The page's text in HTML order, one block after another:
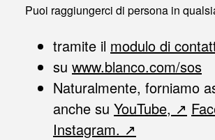
Puoi raggiungerci di persona in
tramite il modulo di
su www.blanco.com/sos
Naturalmente, forniamo
anche su YouTube,
Instagram.